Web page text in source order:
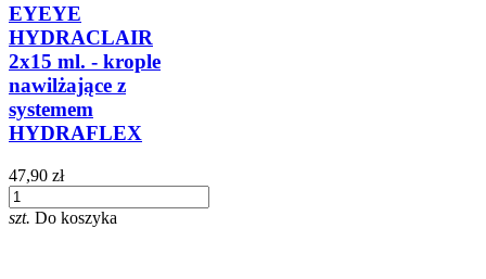
EYEYE
HYDRACLAIR
2x15 ml. - krople
nawilżające z
systemem
HYDRAFLEX
47,90 zł
szt. Do koszyka